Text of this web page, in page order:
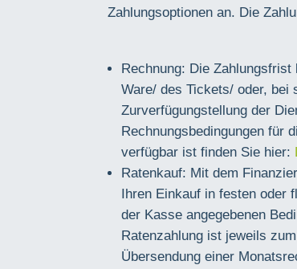
Zahlungsoptionen an. Die
Rechnung: Die
Ware/ des Tickets/ oder, bei
Zurverfügungstellung der
Rechnungsbedingungen für
verfügbar ist finden Sie hier:
Ratenkauf: Mit dem
Ihren Einkauf in festen oder
der Kasse angegebenen
Ratenzahlung ist jeweils
Übersendung einer